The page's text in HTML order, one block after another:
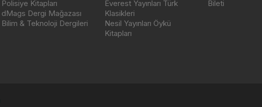
Polisiye Kitapları
dMags Dergi Mağazası
Bilim & Teknoloji Dergileri
Everest Yayınları Türk
Klasikleri
Nesil Yayınları Öykü
Kitapları
Bileti